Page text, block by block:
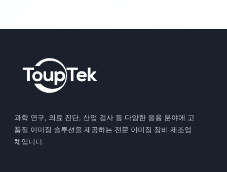
과학 연구, 의료 진단, 산업 검사 등 다양한 응용 분야에 고
품질 이미징 솔루션을 제공하는 전문 이미징 장비 제조업
체입니다.